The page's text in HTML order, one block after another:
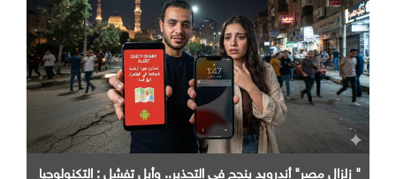
" زلزال مصر" أندرويد ينجح في التحذير.. وأبل تفشل : التكنولوجيا